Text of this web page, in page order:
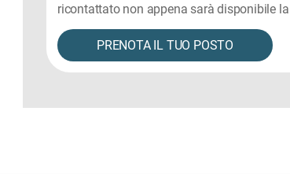
ricontattato non appena sarà disponibile
PRENOTA IL TUO POSTO